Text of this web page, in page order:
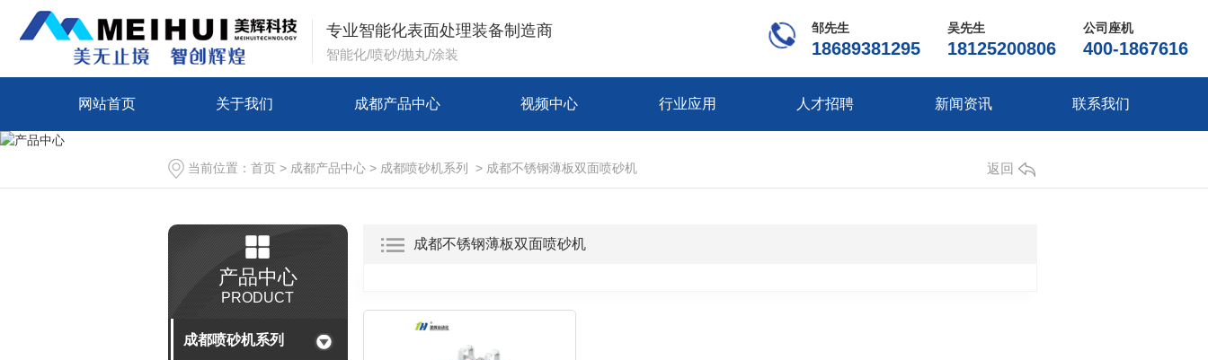
专业智能化表面处理装备制造商
智能化/喷砂/抛丸/涂装
邹先生
18689381295
吴先生
18125200806
公司座机
400-1867616
网站首页 关于我们 成都产品中心 视频中心 行业应用 人才招聘 新闻资讯 联系我们
当前位置： 首页 > 成都产品中心 > 成都喷砂机系列 > 成都不锈钢薄板双面喷砂机 返回
产品中心
PRODUCT
成都喷砂机系列
成都不锈钢薄板双面喷砂机